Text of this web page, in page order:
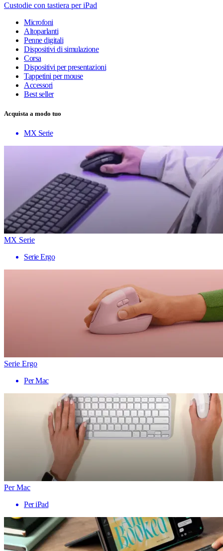
Custodie con tastiera per iPad
Microfoni
Altoparlanti
Penne digitali
Dispositivi di simulazione
Corsa
Dispositivi per presentazioni
Tappetini per mouse
Accessori
Best seller
Acquista a modo tuo
MX Serie
MX Serie
Serie Ergo
Serie Ergo
Per Mac
Per Mac
Per iPad